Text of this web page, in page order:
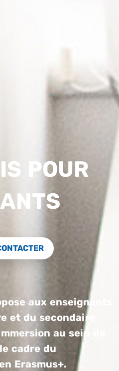
POUR
aux enseignants
et du secondaire
au sein de
cadre du
Erasmus+.